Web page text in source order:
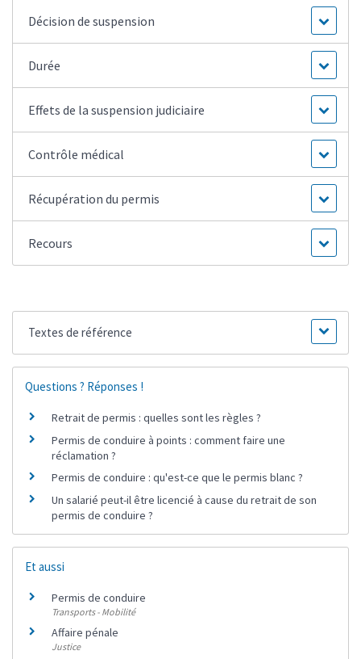
Décision de suspension
Durée
Effets de la suspension judiciaire
Contrôle médical
Récupération du permis
Recours
Textes de référence
Questions ? Réponses !
Retrait de permis : quelles sont les règles ?
Permis de conduire à points : comment faire une
réclamation ?
Permis de conduire : qu'est-ce que le permis blanc ?
Un salarié peut-il être licencié à cause du retrait de son
permis de conduire ?
Et aussi
Permis de conduire
Transports - Mobilité
Affaire pénale
Justice